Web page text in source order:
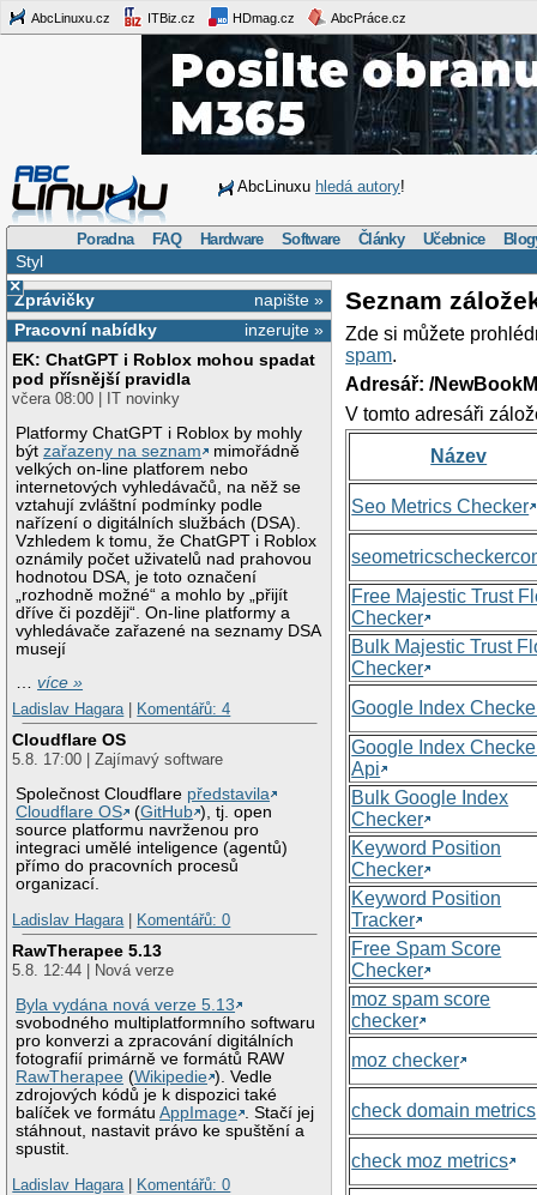
AbcLinuxu.cz ITBiz.cz HDmag.cz AbcPráce.cz
AbcLinuxu hledá autory!
Poradna FAQ Hardware Software Články Učebnice
Styl
×
napište »
Zprávičky
inzerujte »
Pracovní nabídky
EK: ChatGPT i Roblox mohou spadat
pod přísnější pravidla
včera 08:00 | IT novinky
Platformy ChatGPT i Roblox by mohly
býtzařazeny na seznam
mimořádně
velkých on-line platforem nebo
internetových vyhledávačů, na něž se
vztahují zvláštní podmínky podle
nařízení o digitálních službách (DSA).
Vzhledem k tomu, že ChatGPT i Roblox
oznámily počet uživatelů nad prahovou
hodnotou DSA, je toto označení
„rozhodně možné“ a mohlo by „přijít
dříve či později“. On-line platformy a
vyhledávače zařazené na seznamy DSA
musejí
…více »
Ladislav Hagara
Komentářů: 4
Cloudflare OS
5.8. 17:00 | Zajímavý software
Společnost Cloudflare představila
Cloudflare OS
(GitHub ), tj. open
source platformu navrženou pro
integraci umělé inteligence (agentů)
přímo do pracovních procesů
organizací.
Ladislav Hagara
Komentářů: 0
RawTherapee 5.13
5.8. 12:44 | Nová verze
Byla vydána nová verze 5.13
svobodného multiplatformního softwaru
pro konverzi a zpracování digitálních
fotografií primárně ve formátů RAW
RawTherapee (Wikipedie ). Vedle
zdrojových kódů je k dispozici také
balíček ve formátuAppImage . Stačí jej
stáhnout, nastavit právo ke spuštění a
spustit.
Ladislav Hagara
Komentářů: 0
Seznam
Zde si můžete
spam.
Adresář: /
V tomto adresáři
Název
Seo Metrics Checker
Free Majestic Trust
Checker
Bulk Majestic Trust
Checker
Google Index
Google Index
Api
Bulk Google Index
Checker
Keyword Position
Checker
Keyword Position
Tracker
Free Spam Score
Checker
moz spam score
checker
moz checker
check domain metrics
check moz metrics